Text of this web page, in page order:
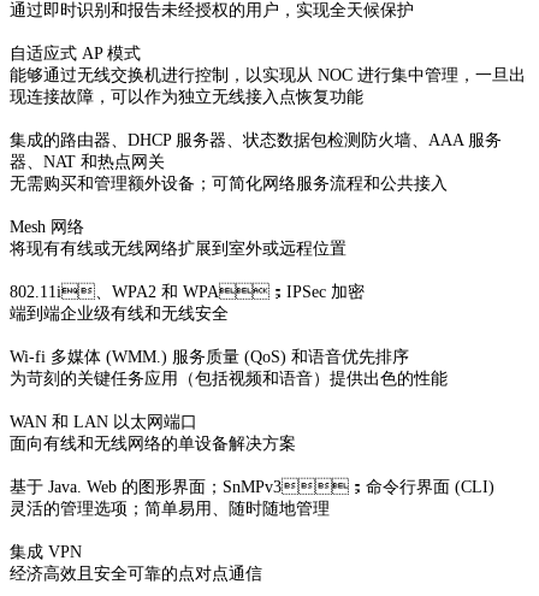
通过即时识别和报告未经授权的用户，实现全天候保护
自适应式 AP 模式
能够通过无线交换机进行控制，以实现从 NOC 进行集中管理，一旦出
现连接故障，可以作为独立无线接入点恢复功能
集成的路由器、DHCP 服务器、状态数据包检测防火墙、AAA 服务
器、NAT 和热点网关
无需购买和管理额外设备；可简化网络服务流程和公共接入
Mesh 网络
将现有有线或无线网络扩展到室外或远程位置
802.11i、WPA2 和 WPA；IPSec 加密
端到端企业级有线和无线安全
Wi-fi 多媒体 (WMM.) 服务质量 (QoS) 和语音优先排序
为苛刻的关键任务应用（包括视频和语音）提供出色的性能
WAN 和 LAN 以太网端口
面向有线和无线网络的单设备解决方案
基于 Java. Web 的图形界面；SnMPv3；命令行界面 (CLI)
灵活的管理选项；简单易用、随时随地管理
集成 VPN
经济高效且安全可靠的点对点通信